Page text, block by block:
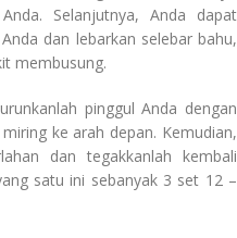
Selanjutnya, Anda dapat
dan lebarkan selebar bahu,
membusung.
pinggul Anda dengan
ke arah depan. Kemudian,
dan tegakkanlah kembali
satu ini sebanyak 3 set 12 –